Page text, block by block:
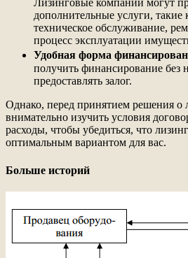
Лизинговые компании могут
дополнительные услуги, такие
техническое обслуживание,
процесс эксплуатации
Удобная форма
получить финансирование без
предоставлять залог.
Однако, перед принятием решения о
внимательно изучить условия
расходы, чтобы убедиться, что
оптимальным вариантом для вас.
Больше историй